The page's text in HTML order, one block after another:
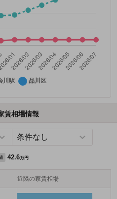
賃相場情報
42.6万円
近隣の家賃相場